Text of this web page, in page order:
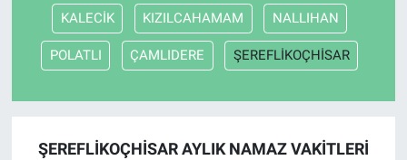
KALECİK KIZILCAHAMAM NALLIHAN
POLATLI ÇAMLIDERE ŞEREFLİKOÇHİSAR
ŞEREFLİKOÇHİSAR AYLIK NAMAZ VAKITLERI